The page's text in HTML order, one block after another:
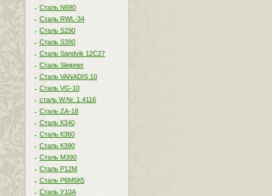
Сталь N690
Сталь RWL-34
Сталь S290
Сталь S390
Сталь Sandvik 12C27
Сталь Sleipner
Сталь VANADIS 10
Сталь VG-10
сталь W.Nr. 1.4116
Сталь ZA-18
Сталь К340
Сталь К360
Сталь К390
Сталь М390
Сталь Р12М
Сталь Р6М5К5
Сталь У10А